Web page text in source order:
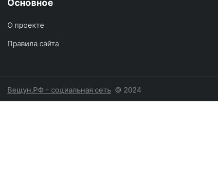
Основное
О проекте
Правила сайта
Вещун.РФ - социальная сеть © 2024